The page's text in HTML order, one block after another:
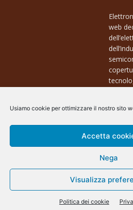
Usiamo cookie per ottimizzare il nostro sito
Accetta
Nega
Visualizza
Politica dei cookie
web
@ArsCommunication 2023